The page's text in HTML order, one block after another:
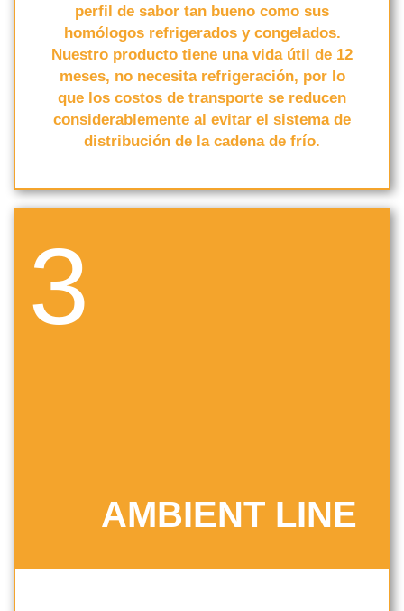
perfil de sabor tan bueno como sus
homólogos refrigerados y congelados.
Nuestro producto tiene una vida útil de 12
meses, no necesita refrigeración, por lo
que los costos de transporte se reducen
considerablemente al evitar el sistema de
distribución de la cadena de frío.
3
AMBIENT LINE